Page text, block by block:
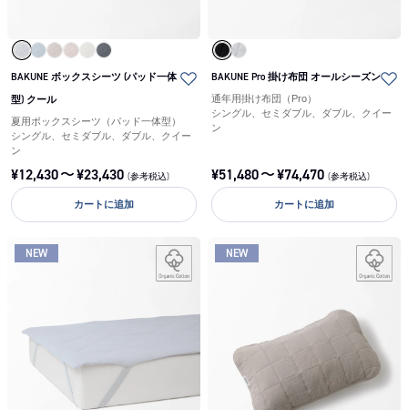
BAKUNE ボックスシーツ (パッド一体
型) クール
夏用ボックスシーツ（パッド一体型）
シングル、セミダブル、ダブル、クイー
ン
¥12,430〜¥23,430 (参考税込)
カートに追加
BAKUNE Pro 掛け布団 オールシーズン
通年用掛け布団（Pro）
シングル、セミダブル、ダブル、クイー
ン
¥51,480〜¥74,470 (参考税込)
カートに追加
NEW NEW